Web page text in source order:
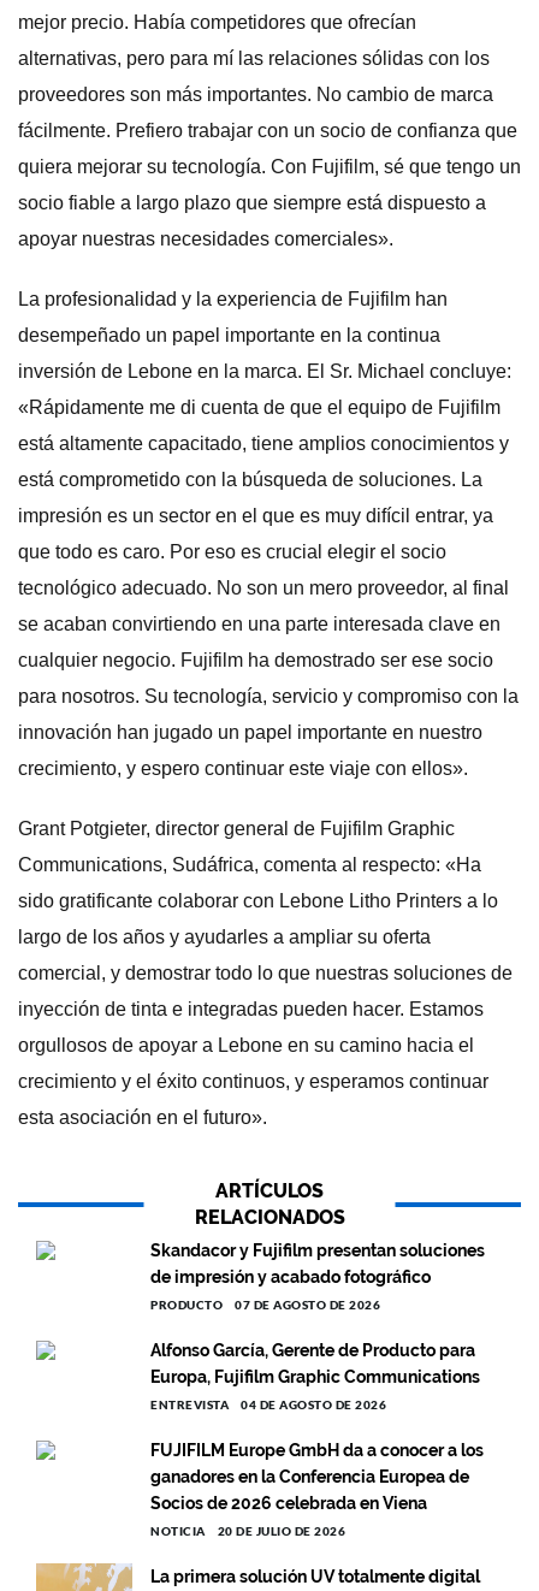
mejor precio. Había competidores que ofrecían
alternativas, pero para mí las relaciones sólidas con los
proveedores son más importantes. No cambio de marca
fácilmente. Prefiero trabajar con un socio de confianza que
quiera mejorar su tecnología. Con Fujifilm, sé que tengo un
socio fiable a largo plazo que siempre está dispuesto a
apoyar nuestras necesidades comerciales».
La profesionalidad y la experiencia de Fujifilm han
desempeñado un papel importante en la continua
inversión de Lebone en la marca. El Sr. Michael concluye:
«Rápidamente me di cuenta de que el equipo de Fujifilm
está altamente capacitado, tiene amplios conocimientos y
está comprometido con la búsqueda de soluciones. La
impresión es un sector en el que es muy difícil entrar, ya
que todo es caro. Por eso es crucial elegir el socio
tecnológico adecuado. No son un mero proveedor, al final
se acaban convirtiendo en una parte interesada clave en
cualquier negocio. Fujifilm ha demostrado ser ese socio
para nosotros. Su tecnología, servicio y compromiso con la
innovación han jugado un papel importante en nuestro
crecimiento, y espero continuar este viaje con ellos».
Grant Potgieter, director general de Fujifilm Graphic
Communications, Sudáfrica, comenta al respecto: «Ha
sido gratificante colaborar con Lebone Litho Printers a lo
largo de los años y ayudarles a ampliar su oferta
comercial, y demostrar todo lo que nuestras soluciones de
inyección de tinta e integradas pueden hacer. Estamos
orgullosos de apoyar a Lebone en su camino hacia el
crecimiento y el éxito continuos, y esperamos continuar
esta asociación en el futuro».
ARTÍCULOS
RELACIONADOS
Skandacor y Fujifilm presentan soluciones
de impresión y acabado fotográfico
PRODUCTO 07 DE AGOSTO DE 2026
Alfonso García, Gerente de Producto para
Europa, Fujifilm Graphic Communications
ENTREVISTA 04 DE AGOSTO DE 2026
FUJIFILM Europe GmbH da a conocer a los
ganadores en la Conferencia Europea de
Socios de 2026 celebrada en Viena
NOTICIA 20 DE JULIO DE 2026
La primera solución UV totalmente digital